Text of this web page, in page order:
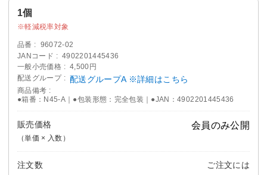
1個
軽減税率対象
品番
96072-02
JANコード
4902201445436
一般小売価格
4,500円
配送グループ
配送グループA ※詳細はこちら
商品備考
●箱番：N45-A｜●包装形態：完全包装｜●JAN：4902201445436
販売価格
（単価 × 入数）
会員のみ公開
注文数 ご注文には